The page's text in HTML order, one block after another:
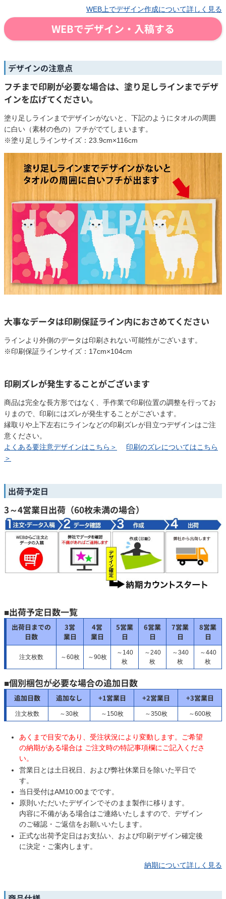
WEB上でデザイン作成について詳しく見る
WEBでデザイン・入稿する
デザインの注意点
フチまで印刷が必要な場合は、塗り足しラインまでデザ
インを広げてください。
塗り足しラインまでデザインがないと、下記のようにタオルの周囲
に白い（素材の色の）フチがでてしまいます。
※塗り足しラインサイズ：23.9cm×116cm
大事なデータは印刷保証ライン内におさめてください
ラインより外側のデータは印刷されない可能性がございます。
※印刷保証ラインサイズ：17cm×104cm
印刷ズレが発生することがございます
商品は完全な長方形ではなく、手作業で印刷位置の調整を行ってお
りまので、印刷にはズレが発生することがございます。
縁取りや上下左右にラインなどの印刷ズレが目立つデザインはご注
意ください。
よくある要注意デザインはこちら＞
印刷のズレについてはこちら
＞
出荷予定日
3～4営業日出荷（60枚未満の場合）
■出荷予定日数一覧
出荷日までの
日数
3営
業日
4営
業日
5営業
日
6営業
日
7営業
日
8営業
日
注文枚数 ～60枚 ～90枚
～140
枚
～240
枚
～340
枚
～440
枚
■個別梱包が必要な場合の追加日数
追加日数 追加なし +1営業日 +2営業日 +3営業日
注文枚数 ～30枚 ～150枚 ～350枚 ～600枚
あくまで目安であり、受注状況により変動します。ご希望
の納期がある場合は ご注文時の特記事項欄にご記入くださ
い。
営業日とは土日祝日、および弊社休業日を除いた平日で
す。
当日受付はAM10:00までです。
原則いただいたデザインでそのまま製作に移ります。
内容に不備がある場合はご連絡いたしますので、デザイン
のご確認・ご返信をお願いいたします。
正式な出荷予定日はお支払い、および印刷デザイン確定後
に決定・ご案内します。
納期について詳しく見る